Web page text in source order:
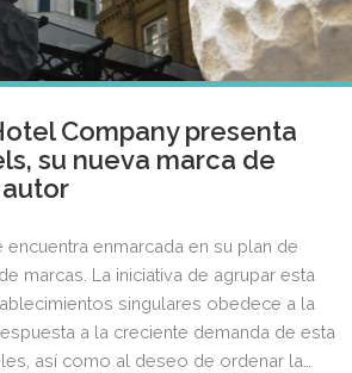
Company presenta
su nueva marca de
encuentra enmarcada en su plan de
marcas. La iniciativa de agrupar esta
singulares obedece a la
a la creciente demanda de esta
así como al deseo de ordenar la